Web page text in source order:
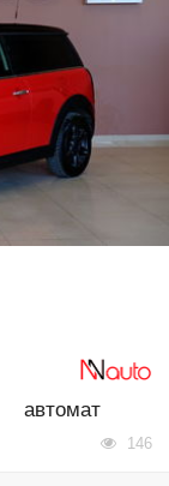
автомат
146